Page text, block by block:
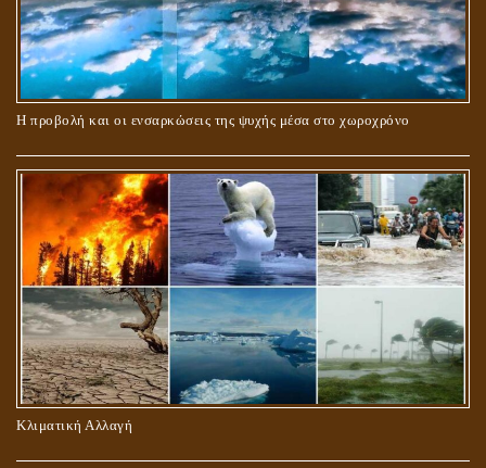
Η προβολή και οι ενσαρκώσεις της ψυχής μέσα στο χωροχρόνο
Κλιματική Αλλαγή
ΠΕΡΙ ΓΑΜΟΥ ΚΑΙ ΔΙΑΖΥΓΙΟΥ
ΠΕΡΙ ΠΡΟΣΕΥΧΗΣ, ΝΗΣΤΕΙΑΣ ΚΑΙ ΕΛΕΗΜΟΣΥΝΗΣ